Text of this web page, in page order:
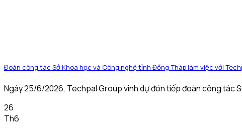
Đoàn công tác Sở Khoa học và Công nghệ tỉnh Đồng Tháp làm việc với
Ngày 25/6/2026, Techpal Group vinh dự đón tiếp đoàn công tác
26
Th6